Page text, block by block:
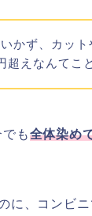
かず、カット
えなんてこ
も全体染め
に、コンビ